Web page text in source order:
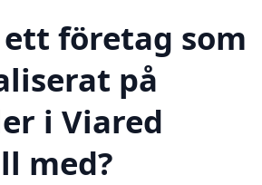
företag som
på
i Viared
med?